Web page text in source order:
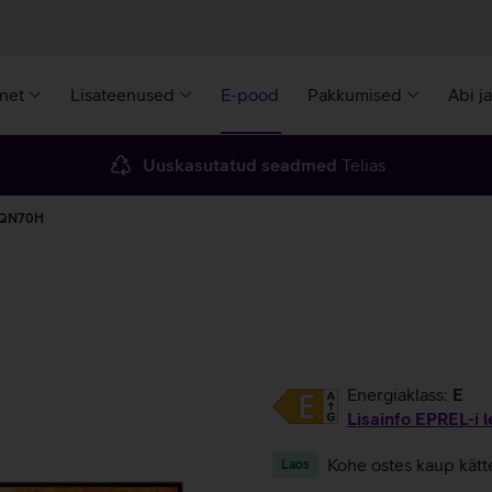
Lisateenused E-pood Pakkumised Abi
Uuskasutatud seadmed Telias
Energiaklass: E
Lisainfo EPREL-i
Laos Kohe ostes kaup